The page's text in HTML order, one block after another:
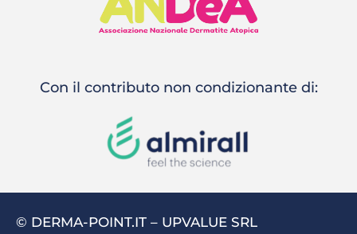
Con il contributo non condizionante di:
© DERMA-POINT.IT – UPVALUE SRL